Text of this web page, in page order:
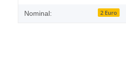
Nominal: 2 Euro